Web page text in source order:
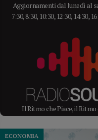
Aggiornamenti dal lunedì al
7:30, 8:30, 10:30, 12:30, 14:30,
Il Ritmo che Piace, il Ritmo
ECONOMIA